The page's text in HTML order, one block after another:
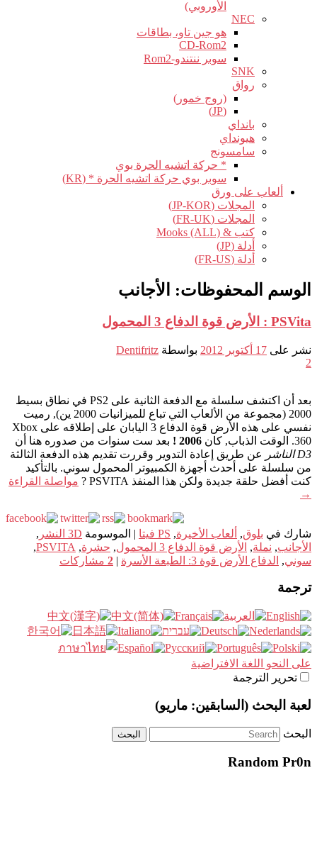
الأوروبي)
NEC
هو جين تاو، بطاقات
CD-Rom2
سوبر ننتندو-Rom2
SNK
رواق
(روج خمور)
(JP)
بانداي
هيونداي
سامسونج
* حركة اتشيه الحرة بوي
سوبر بوي حركة اتشيه الحرة * (KR)
ألعاب على ورق
المجلات (JP-KOR)
المجلات (FR-UK)
كتب & Mooks (ALL)
أدلة (JP)
أدلة (FR-US)
الوسم المحفوظات: الأجانب
PSVita : الأرض قوة الدفاع 3 المحمول
نشر على 17 أكتوبر 2012 بواسطة Dentifritz
2
بعد أن اكتشف سلسلة مع الدفعة الثانية على PS2 في نطاق بسيط
2000 (مجموعة من الألعاب التي تباع للميزانيات 2000 ين), رميت
نفسي على هذه الأرض قوة الدفاع 3 اليابان على إطلاقه على Xbox
360. الوقت الذباب, كان
2006 !
بعد ست سنوات من صدوره هنا أن
D3 الناشر
عن طريق إعادة التدوير وقررت تقديم هذه الدفعة الثالثة
من سلسلة على أحدث أجهزة الكمبيوتر المحمول سوني. بالتأكيد
كنت أفضل حلقة جديدة ولكن هذا المنفذ PSVITA ?
مواصلة القراءة
→
شارك في بلوق, ألعاب الأخيرة, PS فيتا | الموسومة 3D النشر
,
الأجانب, نملة, الأرض قوة الدفاع 3 المحمول , حشرة,
PSVITA
,
سوني, الدفاع الأرض قوة 3: الطبعة الأسرة |
2 مشاركات
ترجمة
على النحو اللغة الافتراضية
تحرير الترجمة
لعبة البحث (السابقين: ماريو)
البحث
Random Pr0n